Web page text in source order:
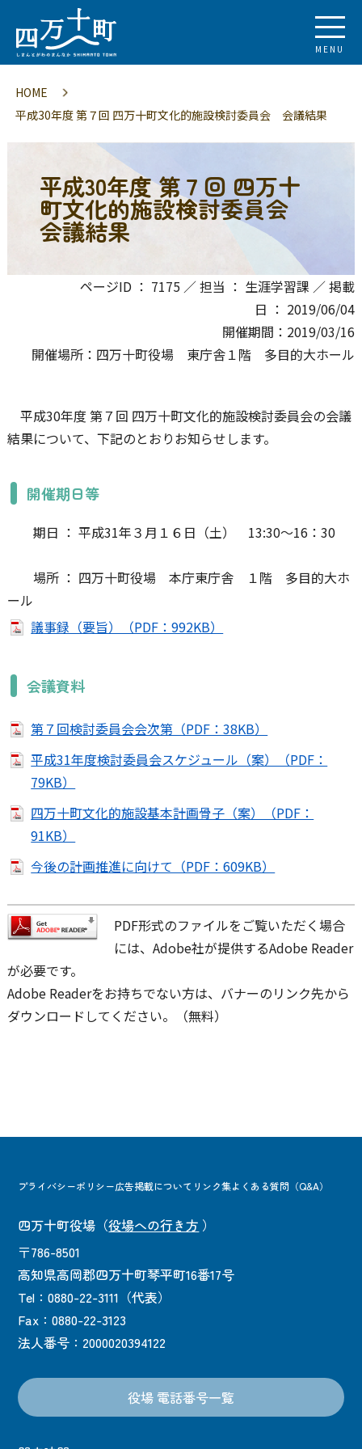
MENU
HOME
平成30年度 第７回 四万十町文化的施設検討委員会 会議結果
平成30年度 第７回 四万十
町文化的施設検討委員会
会議結果
ページID ： 7175 ／ 担当 ： 生涯学習課 ／ 掲載
日 ： 2019/06/04
開催期間：2019/03/16
開催場所：四万十町役場 東庁舎１階 多目的大ホール
平成30年度 第７回 四万十町文化的施設検討委員会の会議
結果について、下記のとおりお知らせします。
開催期日等
期日 ： 平成31年３月１６日（土） 13:30～16：30
場所 ： 四万十町役場 本庁東庁舎 １階 多目的大ホ
ール
議事録（要旨）（PDF：992KB）
会議資料
第７回検討委員会会次第（PDF：38KB）
平成31年度検討委員会スケジュール（案）（PDF：
79KB）
四万十町文化的施設基本計画骨子（案）（PDF：
91KB）
今後の計画推進に向けて（PDF：609KB）
PDF形式のファイルをご覧いただく場合
には、Adobe社が提供するAdobe Reader
が必要です。
Adobe Readerをお持ちでない方は、バナーのリンク先から
ダウンロードしてください。（無料）
プライバシーポリシー広告掲載について リンク集よくある質問（Q&A）
四万十町役場 （役場への行き方 ）
〒786-8501
高知県高岡郡四万十町琴平町16番17号
Tel：0880-22-3111（代表）
Fax：0880-22-3123
法人番号：2000020394122
役場 電話番号一覧